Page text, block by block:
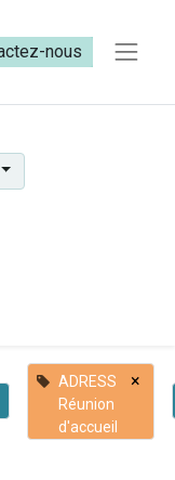
nous​​
ADRESS
Réunion
d'accueil
×